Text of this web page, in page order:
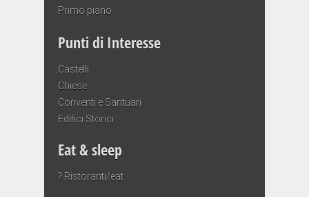
Primo piano
Punti di Interesse
Castelli
Chiese
Conventi e Santuari
Edifici Storici
Eat & sleep
? Ristoranti/eat